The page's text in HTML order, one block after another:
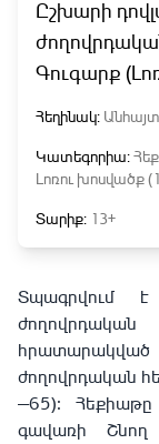
Ըշխարի
Գուգարք
Հեղինակ:
Կատեգորիա:
Լոռու խոսվածք
Տարիք: 13+
Տպագրվում
ժողովրդական
—65)։
գավառի Շնող